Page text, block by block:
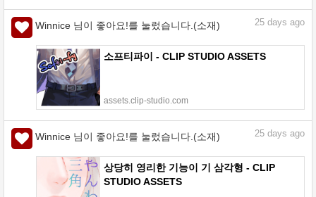
Winnice 님이 좋아요!를 눌렀습니다.(소재) 25 days ago
소프티파이 - CLIP STUDIO ASSETS
assets.clip-studio.com
Winnice 님이 좋아요!를 눌렀습니다.(소재) 25 days ago
상당히 영리한 기능이 기 삼각형 - CLIP
STUDIO ASSETS